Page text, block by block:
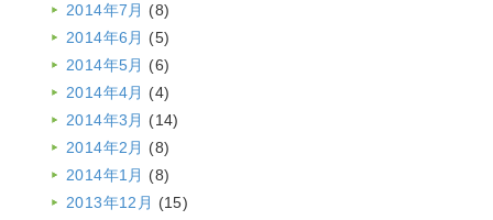
2014年7月 (8)
2014年6月 (5)
2014年5月 (6)
2014年4月 (4)
2014年3月 (14)
2014年2月 (8)
2014年1月 (8)
2013年12月 (15)